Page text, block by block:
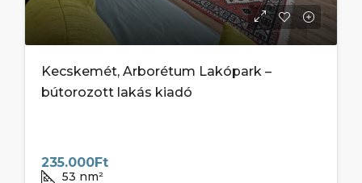
Kecskemét, Arborétum Lakópark –
bútorozott lakás kiadó
235.000Ft
53 nm²